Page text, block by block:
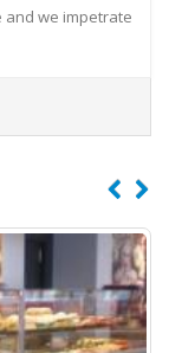
and we impetrate